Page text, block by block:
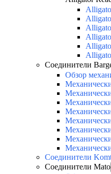
Соединители
Обзор
Соединители
Соединители Mato